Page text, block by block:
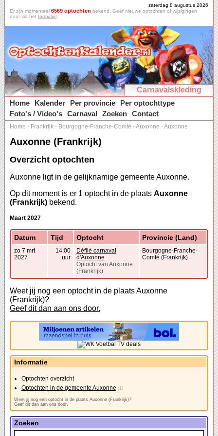
zaterdag 8 augustus 2026
Er zijn momenteel 6569 optochten bekend. Geef nieuwe optochten of wijzigingen
door via het formulier.
Carnavalskleding
Home
Kalender Per provincie
Per optochttype
Foto's / Video's Carnaval Zoeken Contact
Home - Frankrijk - Bourgogne-Franche-Comté -Auxonne -Auxonne
Auxonne (Frankrijk)
Overzicht optochten
Auxonne ligt in de gelijknamige gemeente Auxonne.
Op dit moment is er 1 optocht in de plaats Auxonne
(Frankrijk) bekend.
Maart 2027
Datum Tijd Optocht Provincie (Land)
zo 7 mrt
2027
14:00
uur
Défilé carnaval
d'Auxonne
Optocht van Auxonne
(Frankrijk)
Bourgogne-Franche-
Comté (Frankrijk)
Weet jij nog een optocht in de plaats Auxonne
(Frankrijk)?
Geef dit dan aan ons door.
Informatie
Optochten overzicht
Optochten in de gemeente Auxonne (1)
Weet jij nog een optocht in de plaats Auxonne (Frankrijk)?
Geef dit dan aan ons door.
Zoeken